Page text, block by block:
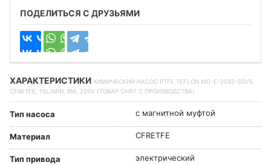
ПОДЕЛИТЬСЯ С ДРУЗЬЯМИ
ХАРАКТЕРИСТИКИ ХИМИЧЕСКИЙ НАСОС PTFE TEFLON MD-E-203Z-SSV5,
CFRETFE, 15L/MIN, 8M, 220V (ТОВАР СНЯТ С ПРОИЗВОДСТВА)
Тип насоса с магнитной муфтой
Материал CFRETFE
Тип привода электрический